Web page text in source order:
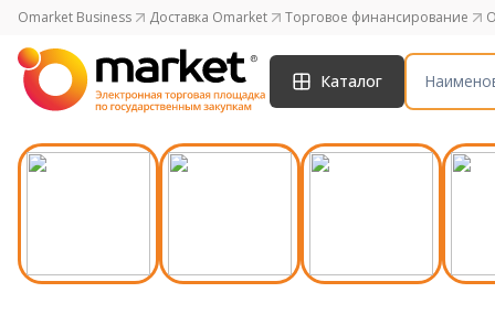
Omarket Business Доставка Omarket Торговое финансирование
Каталог